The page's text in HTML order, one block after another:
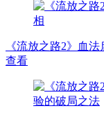
《流放之路2》血
查看